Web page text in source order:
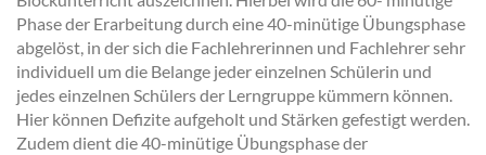
Phase der Erarbeitung durch eine 40-minütige Übungsphase
abgelöst, in der sich die Fachlehrerinnen und Fachlehrer sehr
individuell um die Belange jeder einzelnen Schülerin und
jedes einzelnen Schülers der Lerngruppe kümmern können.
Hier können Defizite aufgeholt und Stärken gefestigt werden.
Zudem dient die 40-minütige Übungsphase der